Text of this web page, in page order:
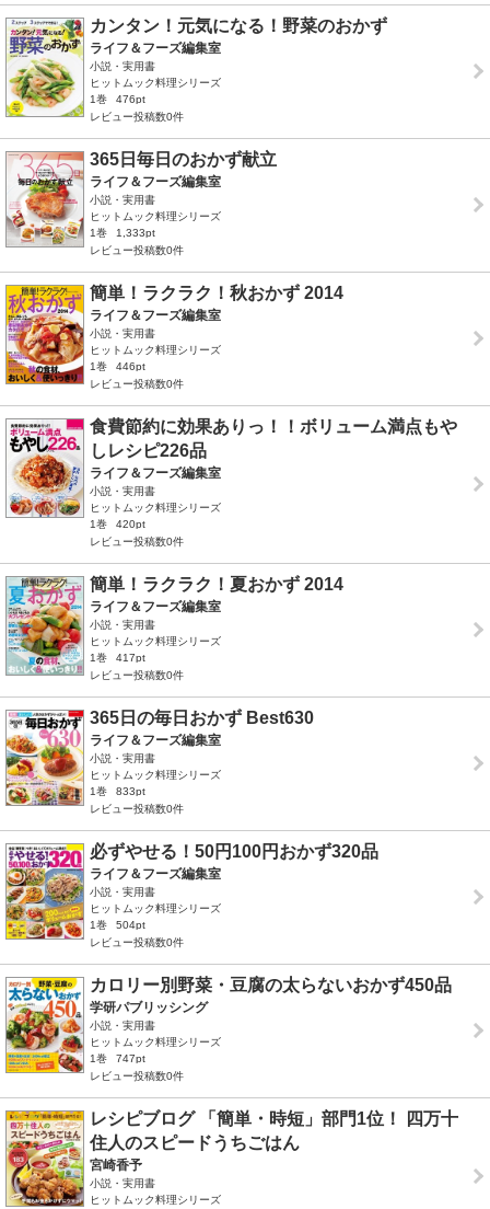
カンタン！元気になる！野菜のおかず
ライフ＆フーズ編集室
小説・実用書
ヒットムック料理シリーズ
1巻
476pt
レビュー投稿数0件
365日毎日のおかず献立
ライフ＆フーズ編集室
小説・実用書
ヒットムック料理シリーズ
1巻
1,333pt
レビュー投稿数0件
簡単！ラクラク！秋おかず 2014
ライフ＆フーズ編集室
小説・実用書
ヒットムック料理シリーズ
1巻
446pt
レビュー投稿数0件
食費節約に効果ありっ！！ボリューム満点もや
しレシピ226品
ライフ＆フーズ編集室
小説・実用書
ヒットムック料理シリーズ
1巻
420pt
レビュー投稿数0件
簡単！ラクラク！夏おかず 2014
ライフ＆フーズ編集室
小説・実用書
ヒットムック料理シリーズ
1巻
417pt
レビュー投稿数0件
365日の毎日おかず Best630
ライフ＆フーズ編集室
小説・実用書
ヒットムック料理シリーズ
1巻
833pt
レビュー投稿数0件
必ずやせる！50円100円おかず320品
ライフ＆フーズ編集室
小説・実用書
ヒットムック料理シリーズ
1巻
504pt
レビュー投稿数0件
カロリー別野菜・豆腐の太らないおかず450品
学研パブリッシング
小説・実用書
ヒットムック料理シリーズ
1巻
747pt
レビュー投稿数0件
レシピブログ 「簡単・時短」部門1位！ 四万十
住人のスピードうちごはん
宮崎香予
小説・実用書
ヒットムック料理シリーズ